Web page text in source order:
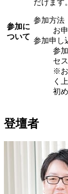
参加に
ついて
だけます。
参加方法
お
参加申し
参
セ
※お
く
初
登壇者